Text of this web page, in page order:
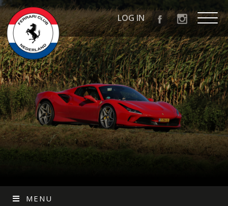
MENU
LOG IN